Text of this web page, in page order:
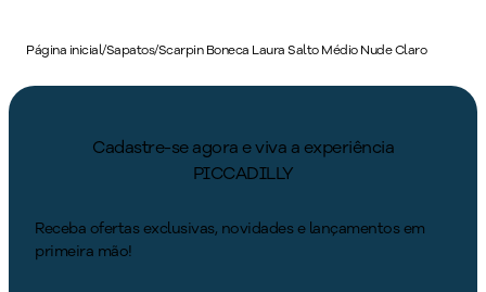
Página inicial/Sapatos/Scarpin Boneca Laura Salto Médio Nude Claro
Cadastre-se agora e viva a experiência
PICCADILLY
Receba ofertas exclusivas, novidades e lançamentos em
primeira mão!